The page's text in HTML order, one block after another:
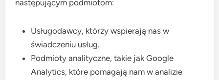
następującym podmiotom:
Usługodawcy, którzy wspierają nas w
świadczeniu usług.
Podmioty analityczne, takie jak Google
Analytics, które pomagają nam w analizie